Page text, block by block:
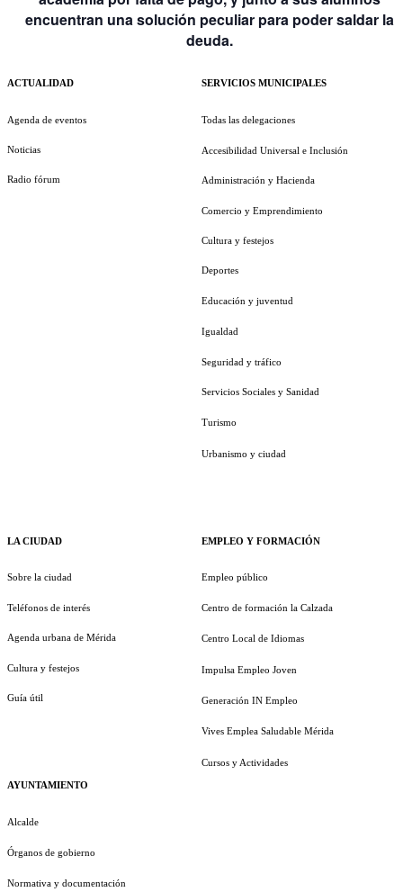
encuentran una solución peculiar para poder saldar la
deuda.
ACTUALIDAD
Agenda de eventos
Noticias
Radio fórum
LA CIUDAD
Sobre la ciudad
Teléfonos de interés
Agenda urbana de Mérida
Cultura y festejos
Guía útil
AYUNTAMIENTO
Alcalde
Órganos de gobierno
Normativa y documentación
SERVICIOS MUNICIPALES
Todas las delegaciones
Accesibilidad Universal e Inclusión
Administración y Hacienda
Comercio y Emprendimiento
Cultura y festejos
Deportes
Educación y juventud
Igualdad
Seguridad y tráfico
Servicios Sociales y Sanidad
Turismo
Urbanismo y ciudad
EMPLEO Y FORMACIÓN
Empleo público
Centro de formación la Calzada
Centro Local de Idiomas
Impulsa Empleo Joven
Generación IN Empleo
Vives Emplea Saludable Mérida
Cursos y Actividades